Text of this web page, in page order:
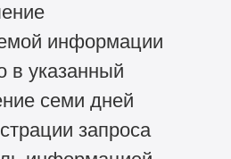
информации
в указанный
семи дней
запроса